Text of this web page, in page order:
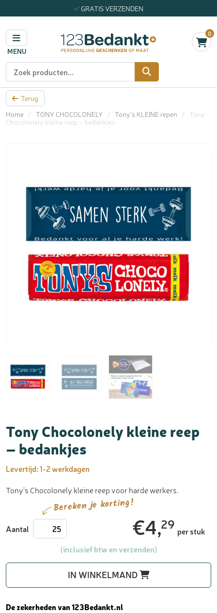
GRATIS VERZENDEN
MENU
0
Zoeken
Terug
Home
/ TONY CHOCOLONELY / Tony's KLEINE repen /
Tony
Chocolonely kleine reep – bedankjes
Tony Chocolonely kleine reep
– bedankjes
Levertijd:1-2 werkdagen
Tony’s Chocolonely kleine reep voor harde werkers.
Bereken je korting!
Aantal Tony
Chocolonely
€4,29 per stuk
(inclusief btw en verzenden)
IN WINKELMAND
De zekerheden van 123Bedankt.nl